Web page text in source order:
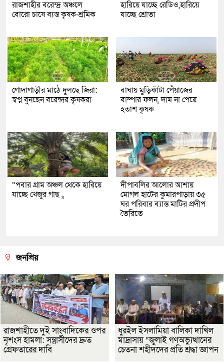
রাজশাহীর বরেন্দ্র অঞ্চলে
বোরো চাষে ব্যস্ত কৃষক-শ্রমিক
হারিয়ে যাচ্ছে রেডিও,হারিয়ে
যাচ্ছে শ্রোতা
গোদাগাড়ীর মাঠে দুলছে জিরা:
স্বপ্ন বুনছেন বরেন্দ্রর কৃষকরা
বাঘায় মুড়িকাঁটা পেঁয়াজের
বাম্পার ফলন, দাম না পেয়ে
হতাশ কৃষক
“পবার গ্রাম অঞ্চল থেকে হারিয়ে
যাচ্ছে খেজুর গাছ ,,
দীপাবলির আলোর আশায়
মোগল হাটের কুমারপাড়ায় ৩৫
ঘর পরিবার ব্যাস্ত মাটির প্রদীপ
তৈরিতে
জনপ্রিয়
রাজশাহীতে দুই সাংবাদিকের ওপর
নৃশংস হামলা: সন্ত্রাসীদের দ্রুত
গ্রেফতারের দাবি
ধুরইল ইসলামিয়া বালিকা দাখিল
মাদ্রাসায় “জুলাই গণঅভ্যুত্থানের
চেতনা শহীদদের প্রতি শ্রদ্ধা জ্ঞাপন